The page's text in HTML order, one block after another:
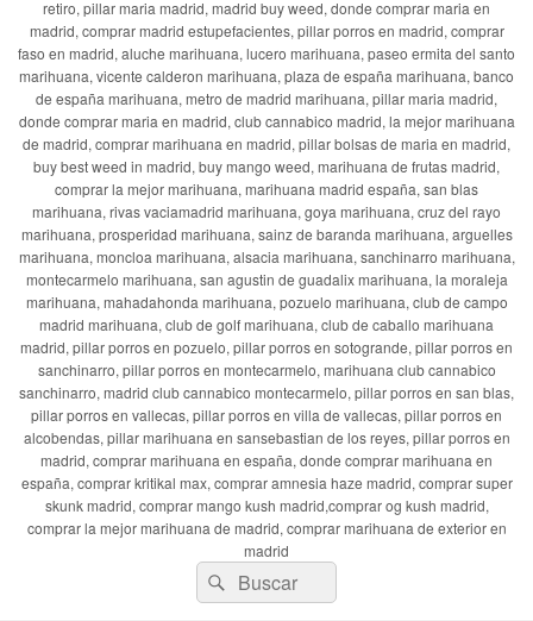
retiro, pillar maria madrid, madrid buy weed, donde comprar maria en
madrid, comprar madrid estupefacientes, pillar porros en madrid, comprar
faso en madrid, aluche marihuana, lucero marihuana, paseo ermita del santo
marihuana, vicente calderon marihuana, plaza de españa marihuana, banco
de españa marihuana, metro de madrid marihuana, pillar maria madrid,
donde comprar maria en madrid, club cannabico madrid, la mejor marihuana
de madrid, comprar marihuana en madrid, pillar bolsas de maria en madrid,
buy best weed in madrid, buy mango weed, marihuana de frutas madrid,
comprar la mejor marihuana, marihuana madrid españa, san blas
marihuana, rivas vaciamadrid marihuana, goya marihuana, cruz del rayo
marihuana, prosperidad marihuana, sainz de baranda marihuana, arguelles
marihuana, moncloa marihuana, alsacia marihuana, sanchinarro marihuana,
montecarmelo marihuana, san agustin de guadalix marihuana, la moraleja
marihuana, mahadahonda marihuana, pozuelo marihuana, club de campo
madrid marihuana, club de golf marihuana, club de caballo marihuana
madrid, pillar porros en pozuelo, pillar porros en sotogrande, pillar porros en
sanchinarro, pillar porros en montecarmelo, marihuana club cannabico
sanchinarro, madrid club cannabico montecarmelo, pillar porros en san blas,
pillar porros en vallecas, pillar porros en villa de vallecas, pillar porros en
alcobendas, pillar marihuana en sansebastian de los reyes, pillar porros en
madrid, comprar marihuana en españa, donde comprar marihuana en
españa, comprar kritikal max, comprar amnesia haze madrid, comprar super
skunk madrid, comprar mango kush madrid,comprar og kush madrid,
comprar la mejor marihuana de madrid, comprar marihuana de exterior en
madrid
Buscar
por:
Buscar